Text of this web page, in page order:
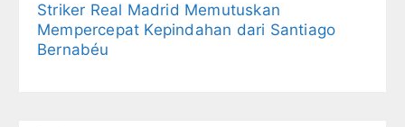
Striker Real Madrid Memutuskan
Mempercepat Kepindahan dari Santiago
Bernabéu